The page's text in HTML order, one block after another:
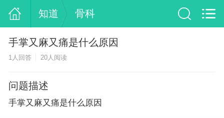
知道 骨科
手掌又麻又痛是什么原因
1人回答 20人阅读
问题描述
手掌又麻又痛是什么原因